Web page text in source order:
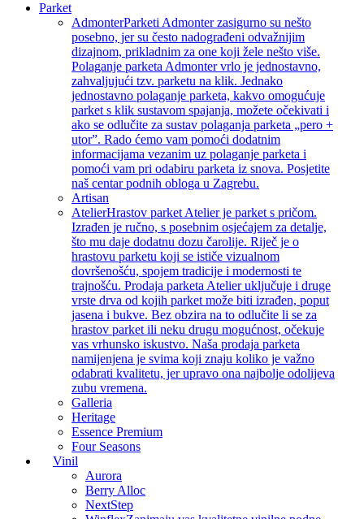
Parket
AdmonterParketi Admonter zasigurno su nešto
posebno, jer su često nadograđeni odvažnijim
dizajnom, prikladnim za one koji žele nešto više.
Polaganje parketa Admonter vrlo je jednostavno,
zahvaljujući tzv. parketu na klik. Jednako
jednostavno polaganje parketa, kakvo omogućuje
parket s klik sustavom spajanja, možete očekivati i
ako se odlučite za sustav polaganja parketa „pero +
utor”. Rado ćemo vam pomoći dodatnim
informacijama vezanim uz polaganje parketa i
pomoći vam pri odabiru parketa iz snova. Posjetite
naš centar podnih obloga u Zagrebu.
Artisan
AtelierHrastov parket Atelier je parket s pričom.
Izrađen je ručno, s posebnim osjećajem za detalje,
što mu daje dodatnu dozu čarolije. Riječ je o
hrastovu parketu koji se ističe vizualnom
dovršenošću, spojem tradicije i modernosti te
trajnošću. Prodaja parketa Atelier uključuje i druge
vrste drva od kojih parket može biti izrađen, poput
jasena i bukve. Bez obzira na to odlučite li se za
hrastov parket ili neku drugu mogućnost, očekuje
vas vrhunsko iskustvo. Naša prodaja parketa
namijenjena je svima koji znaju koliko je važno
odabrati kvalitetu, jer upravo ona najbolje odolijeva
zubu vremena.
Galleria
Heritage
Essence Premium
Four Seasons
Vinil
Aurora
Berry Alloc
NextStep